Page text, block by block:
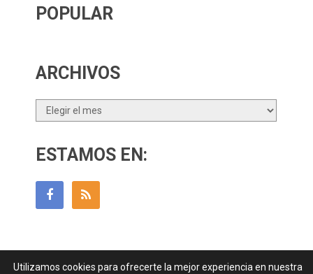
POPULAR
ARCHIVOS
Archivos
ESTAMOS EN:
Utilizamos cookies para ofrecerte la mejor experiencia en nuestra